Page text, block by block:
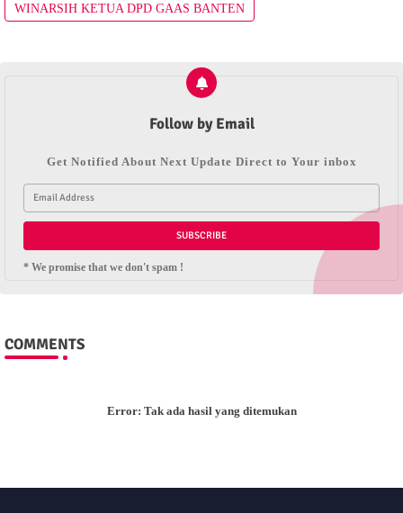
WINARSIH KETUA DPD GAAS BANTEN
Follow by Email
Get Notified About Next Update Direct to Your inbox
* We promise that we don't spam !
COMMENTS
Error: Tak ada hasil yang ditemukan